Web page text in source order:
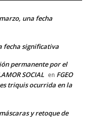
una fecha
fecha significativa
permanente por el
SOCIAL en FGEO
triquis ocurrida en la
y retoque de